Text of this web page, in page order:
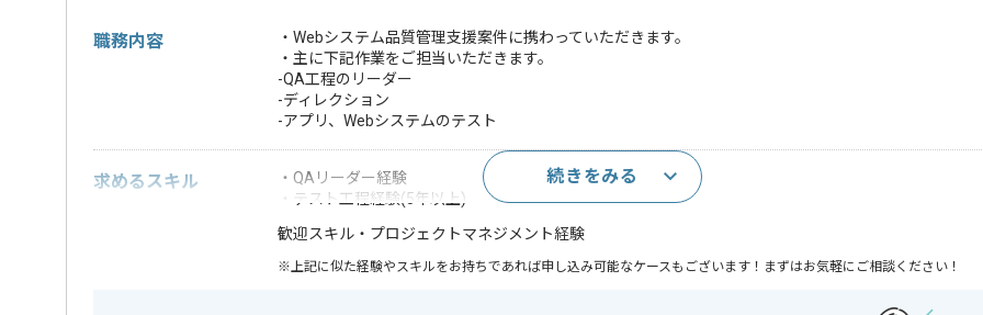
職務内容
・Webシステム品質管理支援案件に携わっていただきます。
・主に下記作業をご担当いただきます。
-QA工程のリーダー
-ディレクション
-アプリ、Webシステムのテスト
求めるスキル
・QAリーダー経験
・テスト工程経験(5年以上)
歓迎スキル ・プロジェクトマネジメント経験
※上記に似た経験やスキルをお持ちであれば申し込み可能なケースもございます！まずはお気軽にご相談ください！
続きをみる